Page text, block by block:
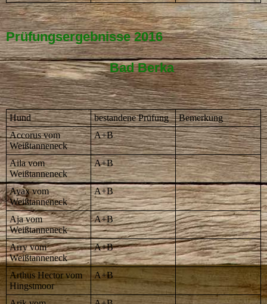
Prüfungsergebnisse 2016
Bad Berka
Hund bestandene Prüfung
Bemerkung
Accorus vom
Weißtanneneck
A+B
Aila vom
Weißtanneneck
A+B
Ayax vom
Weißtanneneck
A+B
Aja vom
Weißtanneneck
A+B
Arry vom
Weißtanneneck
A+B
Arthus Hector vom
Hingstmoor
A+B